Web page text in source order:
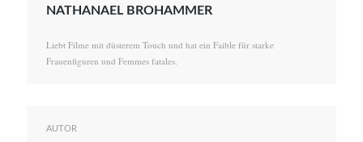
NATHANAEL BROHAMMER
Liebt Filme mit düsterem Touch und hat ein Faible für starke
Frauenfiguren und Femmes fatales.
AUTOR